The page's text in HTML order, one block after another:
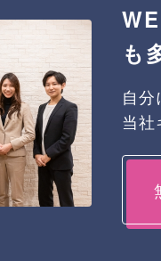
も
自分
当社